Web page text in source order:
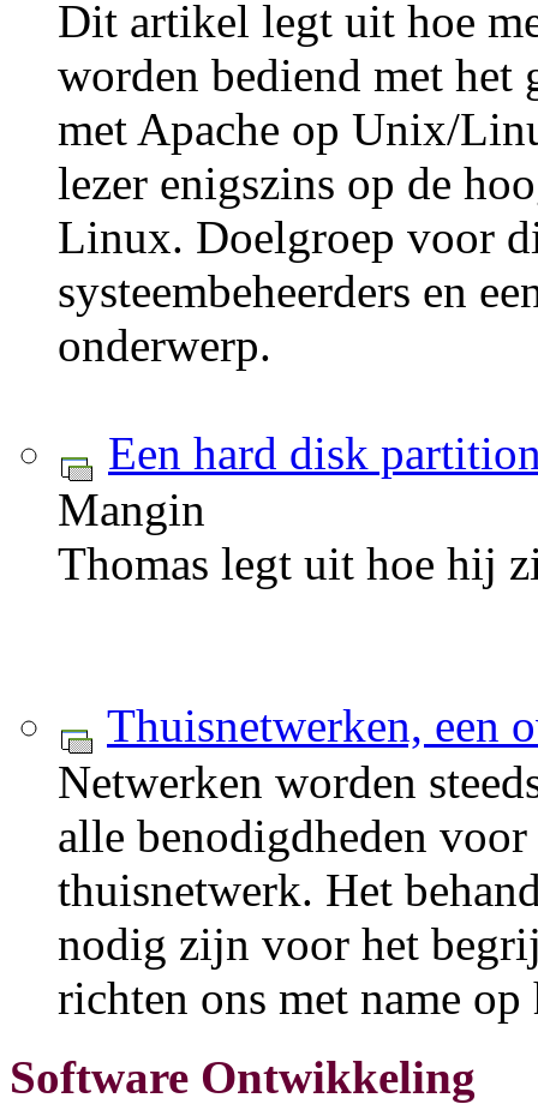
Dit artikel legt uit hoe
worden bediend met het
met Apache op Unix/
lezer enigszins op de
Linux. Doelgroep voor
systeembeheerders en
onderwerp.
Een hard disk
Mangin
Thomas legt uit hoe hij
Thuisnetwerken, een
Netwerken worden
alle benodigdheden
thuisnetwerk. Het
nodig zijn voor het
richten ons met name
Software Ontwikkeling